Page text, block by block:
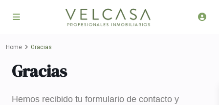
Home Gracias
Gracias
Hemos recibido tu formulario de contacto y